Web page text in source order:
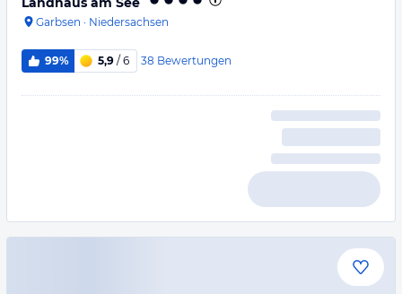
Garbsen · Niedersachsen
99% 5,9 / 6 38 Bewertungen